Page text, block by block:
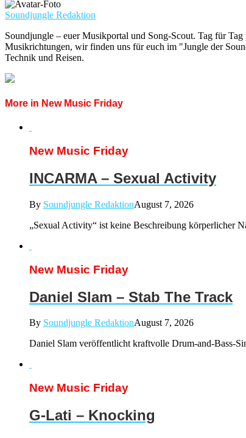
Soundjungle Redaktion
Soundjungle – euer Musikportal und Song-Scout. Tag für
Musikrichtungen, wir finden uns für euch im "Jungle der
Technik und Reisen.
More in New Music Friday
New Music Friday
INCARMA – Sexual Activity
By Soundjungle RedaktionAugust 7, 2026
„Sexual Activity“ ist keine Beschreibung körperlicher
New Music Friday
Daniel Slam – Stab The Track
By Soundjungle RedaktionAugust 7, 2026
Daniel Slam veröffentlicht kraftvolle Drum-and-Bass-
New Music Friday
G-Lati – Knocking